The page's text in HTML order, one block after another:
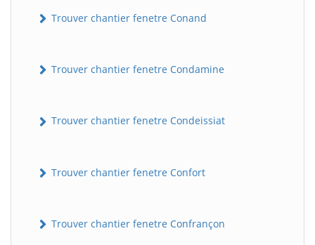
Trouver chantier fenetre Conand
Trouver chantier fenetre Condamine
Trouver chantier fenetre Condeissiat
Trouver chantier fenetre Confort
Trouver chantier fenetre Confrançon